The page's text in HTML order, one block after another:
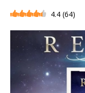
4.4 (64)